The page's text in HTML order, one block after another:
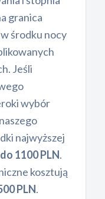
granica
środku nocy
Jeśli
wybór
najwyższej
1100 PLN.
kosztują
PLN.